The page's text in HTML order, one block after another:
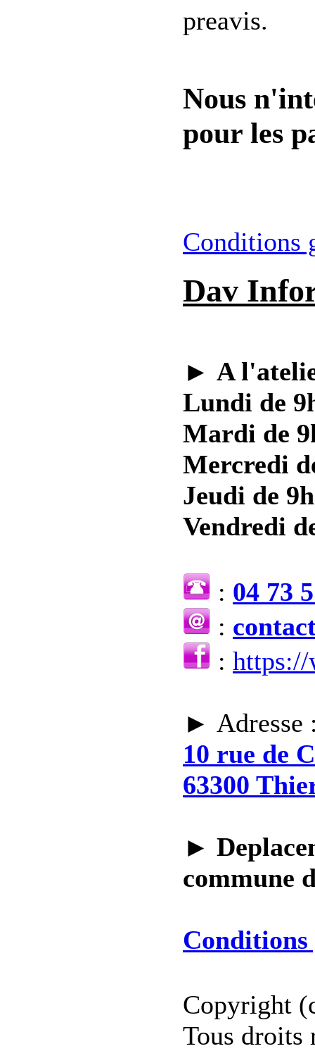
preavis.
Nous
pour les
Conditions
Dav
► A
Lundi de
Mardi de
Mercredi
Jeudi de
Vendredi
: 04 73
:
:
► Adresse
10 rue de
63300
►
commune
Conditions
Copyright
Tous droits